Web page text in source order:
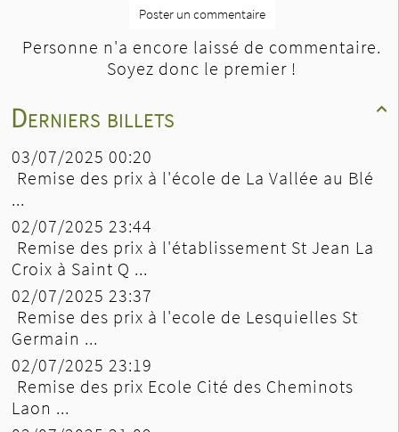

Derniers billets
03/07/2025 00:20
Remise des prix à l'école de La Vallée au Blé
...
02/07/2025 23:44
Remise des prix à l'établissement St Jean La
Croix à Saint Q ...
02/07/2025 23:37
Remise des prix à l'ecole de Lesquielles St
Germain ...
02/07/2025 23:19
Remise des prix Ecole Cité des Cheminots
Laon ...
Poster un commentaire
Personne n'a encore laissé de commentaire.
Soyez donc le premier !